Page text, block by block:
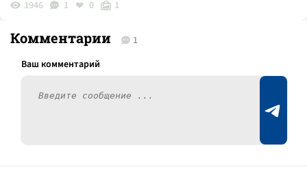
1946 1 0 1
Комментарии 1